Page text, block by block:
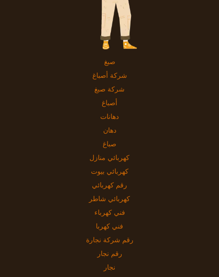
صبغ
شركة أصباغ
شركة صبغ
أصباغ
دهانات
دهان
صباغ
كهربائي منازل
كهربائي بيوت
رقم كهربائي
كهربائي شاطر
فني كهرباء
فني كهربا
رقم شركة نجارة
رقم نجار
نجار